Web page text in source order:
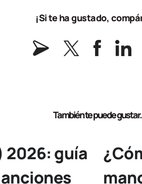
¡Si te ha gustado,
También te puede
2026: guía